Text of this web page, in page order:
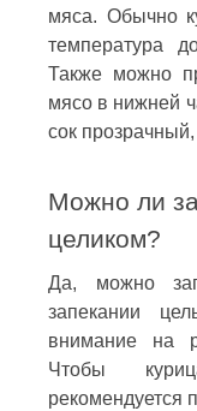
мяса. Обычно
температура
Также можно
мясо в нижней
сок прозрачный,
Можно ли
целиком?
Да, можно
запекании
внимание на
Чтобы
рекомендуется